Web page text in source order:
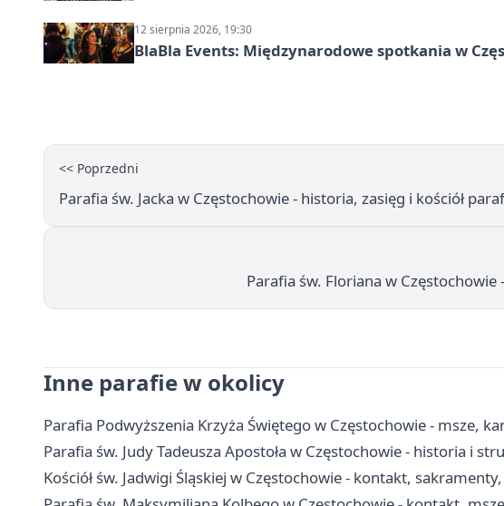
12 sierpnia 2026, 19:30
BlaBla Events: Międzynarodowe spotkania w
<< Poprzedni
Parafia św. Jacka w Częstochowie - historia, zasięg i kościół
Parafia św. Floriana w
Inne parafie w okolicy
Parafia Podwyższenia Krzyża Świętego w Częstochowie - msze,
Parafia św. Judy Tadeusza Apostoła w Częstochowie - historia i
Kościół św. Jadwigi Śląskiej w Częstochowie - kontakt,